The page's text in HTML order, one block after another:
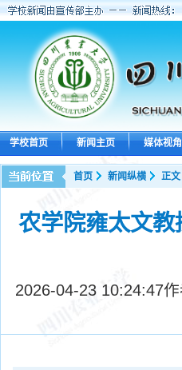
学校首页 新闻主页 媒体视角
首页 新闻纵横 正文
农学院雍太文
2026-04-23 10:24:47